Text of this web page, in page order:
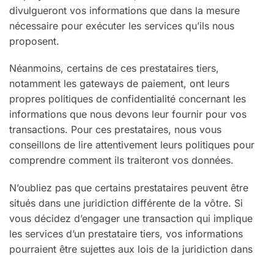
divulgueront vos informations que dans la mesure
nécessaire pour exécuter les services qu’ils nous
proposent.
Néanmoins, certains de ces prestataires tiers,
notamment les gateways de paiement, ont leurs
propres politiques de confidentialité concernant les
informations que nous devons leur fournir pour vos
transactions. Pour ces prestataires, nous vous
conseillons de lire attentivement leurs politiques pour
comprendre comment ils traiteront vos données.
N’oubliez pas que certains prestataires peuvent être
situés dans une juridiction différente de la vôtre. Si
vous décidez d’engager une transaction qui implique
les services d’un prestataire tiers, vos informations
pourraient être sujettes aux lois de la juridiction dans